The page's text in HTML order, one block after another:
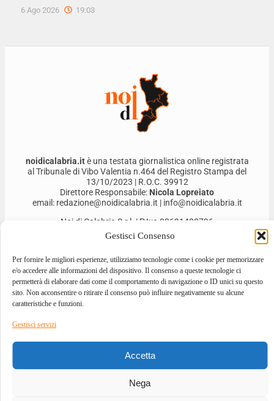
Gestisci Consenso
Per fornire le migliori esperienze, utilizziamo tecnologie come i cookie per memorizzare
e/o accedere alle informazioni del dispositivo. Il consenso a queste tecnologie ci
permetterà di elaborare dati come il comportamento di navigazione o ID unici su questo
sito. Non acconsentire o ritirare il consenso può influire negativamente su alcune
caratteristiche e funzioni.
Gestisci servizi
Accetta
Nega
6 Ago 2026 19:03
noidicalabria.itè una testata giornalistica online registrata
al Tribunale di Vibo Valentia n.464 del Registro Stampa del
13/10/2023 | R.O.C. 39912
Direttore Responsabile: Nicola Lopreiato
email: redazione@noidicalabria.it | info@noidicalabria.it
Noi di Calabria S.r.l. | P.Iva 03691480796
DESIGNED BYGIOVANNI BEVACQUA–DEVELOPED BY ILOVEA.IT